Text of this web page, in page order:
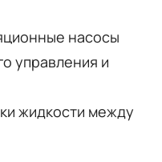
насосы
управления и
жидкости между